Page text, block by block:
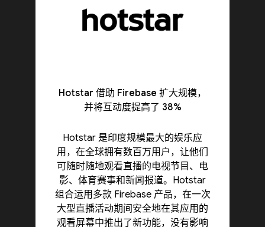
Hotstar 借助 Firebase 扩大规模，
并将互动度提高了 38%
Hotstar 是印度规模最大的娱乐应
用，在全球拥有数百万用户，让他们
可随时随地观看直播的电视节目、电
影、体育赛事和新闻报道。Hotstar
组合运用多款 Firebase 产品，在一次
大型直播活动期间安全地在其应用的
观看屏幕中推出了新功能，没有影响